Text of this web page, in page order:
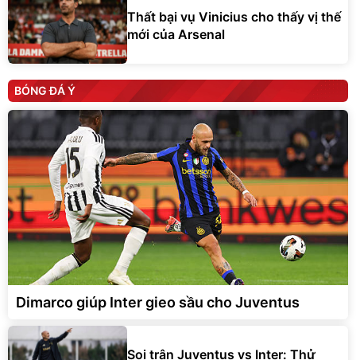
Thất bại vụ Vinicius cho thấy vị thế
mới của Arsenal
BÓNG ĐÁ Ý
Dimarco giúp Inter gieo sầu cho Juventus
Soi trận Juventus vs Inter: Thử